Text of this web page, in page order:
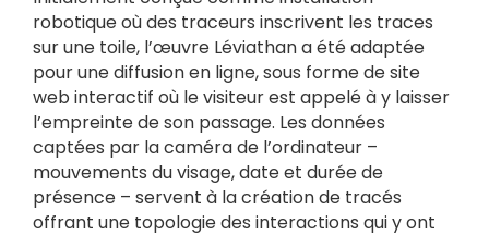
robotique où des traceurs inscrivent les traces
sur une toile, l’œuvre Léviathan a été adaptée
pour une diffusion en ligne, sous forme de site
web interactif où le visiteur est appelé à y laisser
l’empreinte de son passage. Les données
captées par la caméra de l’ordinateur –
mouvements du visage, date et durée de
présence – servent à la création de tracés
offrant une topologie des interactions qui y ont